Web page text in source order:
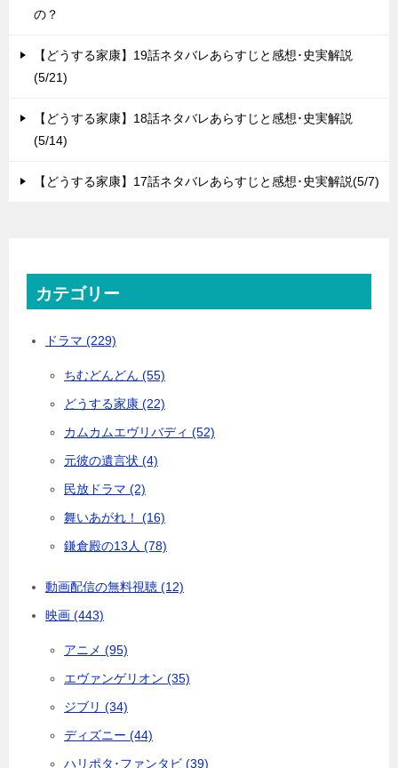
の？
【どうする家康】19話ネタバレあらすじと感想･史実解説
(5/21)
【どうする家康】18話ネタバレあらすじと感想･史実解説
(5/14)
【どうする家康】17話ネタバレあらすじと感想･史実解説(5/7)
カテゴリー
ドラマ (229)
ちむどんどん (55)
どうする家康 (22)
カムカムエヴリバディ (52)
元彼の遺言状 (4)
民放ドラマ (2)
舞いあがれ！ (16)
鎌倉殿の13人 (78)
動画配信の無料視聴 (12)
映画 (443)
アニメ (95)
エヴァンゲリオン (35)
ジブリ (34)
ディズニー (44)
ハリポタ･ファンタビ (39)